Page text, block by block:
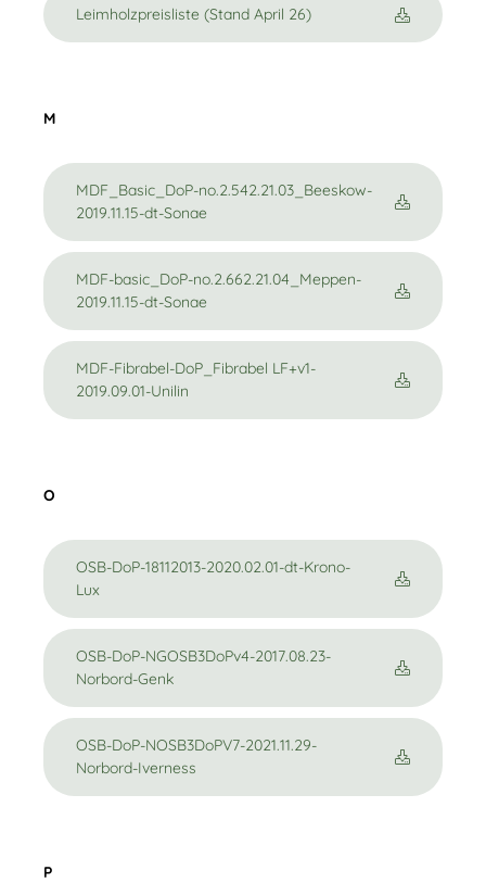
Leimholzpreisliste (Stand April 26)
M
MDF_Basic_DoP-no.2.542.21.03_Beeskow-
2019.11.15-dt-Sonae
MDF-basic_DoP-no.2.662.21.04_Meppen-
2019.11.15-dt-Sonae
MDF-Fibrabel-DoP_Fibrabel LF+v1-
2019.09.01-Unilin
O
OSB-DoP-18112013-2020.02.01-dt-Krono-
Lux
OSB-DoP-NGOSB3DoPv4-2017.08.23-
Norbord-Genk
OSB-DoP-NOSB3DoPV7-2021.11.29-
Norbord-Iverness
P